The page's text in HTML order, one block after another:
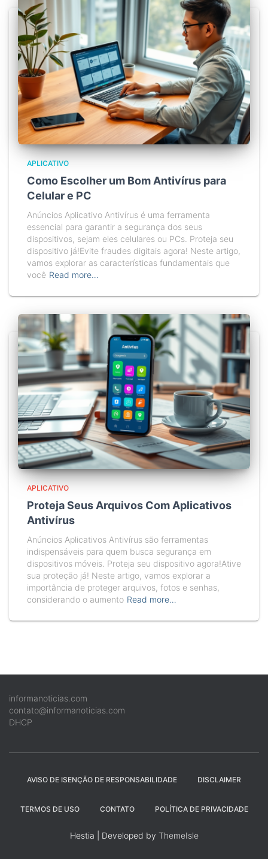
APLICATIVO
Como Escolher um Bom Antivírus para
Celular e PC
Anúncios Aplicativo Antivírus é uma ferramenta
essencial para garantir a segurança dos seus
dispositivos, sejam eles celulares ou PCs. Proteja seu
dispositivo já!Evite fraudes digitais agora! Neste artigo,
vamos explorar as características fundamentais que
você Read more…
APLICATIVO
Proteja Seus Arquivos Com Aplicativos
Antivírus
Anúncios Aplicativos Antivírus são ferramentas
indispensáveis para quem busca segurança em
dispositivos móveis. Proteja seu dispositivo agora!Ative
sua proteção já! Neste artigo, vamos explorar a
importância de proteger arquivos, fotos e senhas,
considerando o aumento Read more…
informanoticias.com
contato@informanoticias.com
DHCP
AVISO DE ISENÇÃO DE RESPONSABILIDADE DISCLAIMER
TERMOS DE USO CONTATO POLÍTICA DE PRIVACIDADE
Hestia | Developed by ThemeIsle